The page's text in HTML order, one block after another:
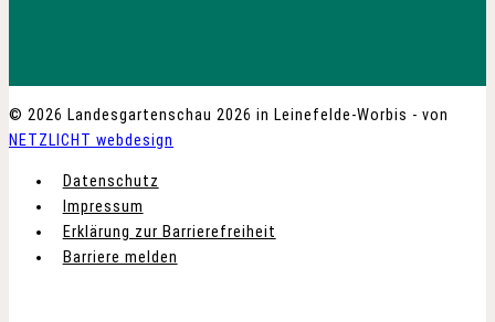
© 2026 Landesgartenschau 2026 in Leinefelde-Worbis - von
NETZLICHT webdesign
Datenschutz
Impressum
Erklärung zur Barrierefreiheit
Barriere melden